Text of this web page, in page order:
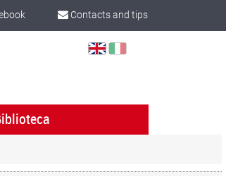
Contacts and tips
Select